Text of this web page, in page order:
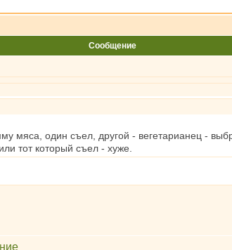
Сообщение
мяса, один съел, другой - вегетарианец -
тот который съел - хуже.